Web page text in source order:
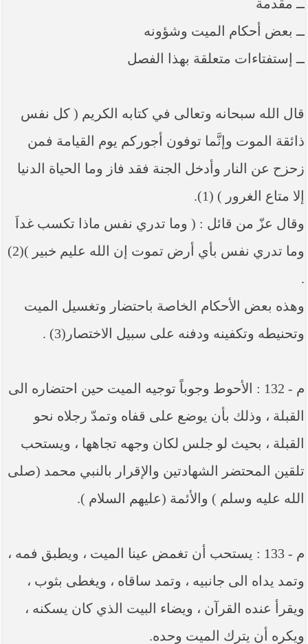
----- تصريح حول الأوضاع الراهنة في العراق
ما ورد في خطبة الجمعة لممثل المرجعية الدينية العليا
في كربلاء المقدسة فضيلة العلاّمة الشيخ عبد المهدي
المحافظات
بيان صادر من مكتب سماحة السيد السيستاني -دام ظلّه
- في النجف الأشرف حول التطورات الأمنية الأخيرة في
محافظة نينوى
ــ مقدمة
ــ بعض أحكام الميت وشؤونه
ــ إستفتاءات متعلقة بهذا الفصل
قال الله سبحانه وتعالى في كتابه الكريم ( كل نفس
ذائقة الموت وإنَّما توفون أجوركم يوم القيامة فمن
زحزح عن النار وأدخل الجنة فقد فاز وما الحياة الدنيا
إلا متاع الغرور ) (1).
وقال عزّ من قائل : ( وما تدري نفس ماذا تكسب غداَ
وما تدري نفس بأي أرض تموت إن الله عليم خبير )(2)
.
وهذه بعض الأحكام الخاصة باحتضار وتغسيل الميت
وتحنيطه وتكفينه ودفنه على سبيل الاختصار(3) .
م - 132 : الأحوط وجوباً توجيه الميت حين احتضاره الى
القبلة ، وذلك بأن يوضع على قفاه وتمدّ رجلاه نحو
القبلة ، بحيث لو جلس لكان وجهه تجاهها ، ويستحب
تلقين المحتضر الشهادتين والإقرار بالنبي محمد (صلى
الله عليه وسلم ) والأئمة (عليهم السلام ).
م - 133 : يستحب أن تغمض عينا الميت ، ويطبق فمه ،
وتمد يداه الى جانبيه ، وتمد ساقاه ، ويغطى بثوب ،
ويقرأ عنده القرآن ، ويضاء البيت الذي كان يسكنه ،
ويكره أن يترك الميت وحده.